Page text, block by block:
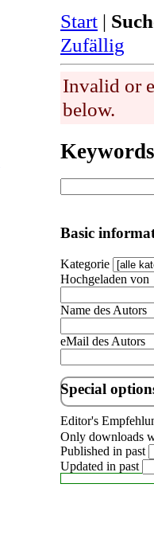
Start |
Zufällig
Invalid or
below.
Keywords
Basic
Kategorie
Hochgeladen von
Name des Autors
eMail des Autors
Special
Editor's
Only downloads
Published in past
Updated in past